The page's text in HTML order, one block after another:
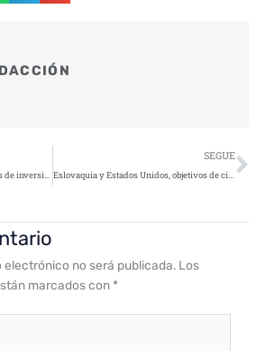
Falsas ofertas de empleo, fraudes de inversión y ‘mulas de dinero’, las tres técnicas más utilizadas por los ciberdelincuentes
SEGUE
Eslovaquia y Estados Unidos, objetivos de ciberataques
electrónico no será publicada. Los
marcados con *